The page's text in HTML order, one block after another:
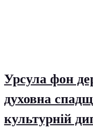
Урсула фон
духовна
культурній